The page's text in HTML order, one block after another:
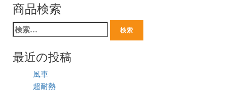
商品検索
最近の投稿
風車
超耐熱